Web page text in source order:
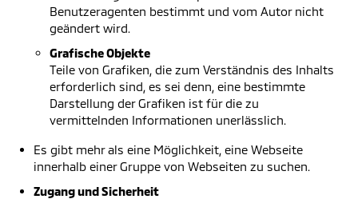
Benutzeragenten bestimmt und vom Autor nicht
geändert wird.
Grafische Objekte
Teile von Grafiken, die zum Verständnis des Inhalts
erforderlich sind, es sei denn, eine bestimmte
Darstellung der Grafiken ist für die zu
vermittelnden Informationen unerlässlich.
Es gibt mehr als eine Möglichkeit, eine Webseite
innerhalb einer Gruppe von Webseiten zu suchen.
Zugang und Sicherheit